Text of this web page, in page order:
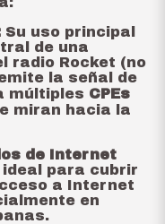
Su uso principal
de una
radio Rocket (no
la señal de
múltiples CPEs
miran hacia la
de Internet
para cubrir
a Internet
en